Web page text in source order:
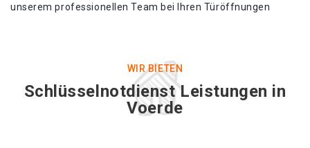
unserem professionellen Team bei Ihren Türöffnungen
WIR BIETEN
Schlüsselnotdienst Leistungen in
Voerde